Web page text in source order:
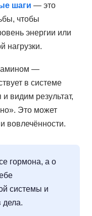
шаги — это
чтобы
энергии или
нагрузки.
—
в системе
видим результат,
Это может
вовлечённости.
гормона, а о
системы и
дела.